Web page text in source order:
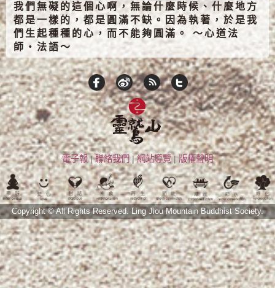
我們無礙的這個心啊，無論什麼時候、什麼地方
都是一樣的，都是圓滿不缺。因為執著，於是我
們生起種種的心，而不能夠圓滿。 ～心道法
師‧法語～
電子報|聯絡我們|網站導覽|版權聲明
Copyright © All Rights Reserved. Ling Jiou Mountain Buddhist Society.